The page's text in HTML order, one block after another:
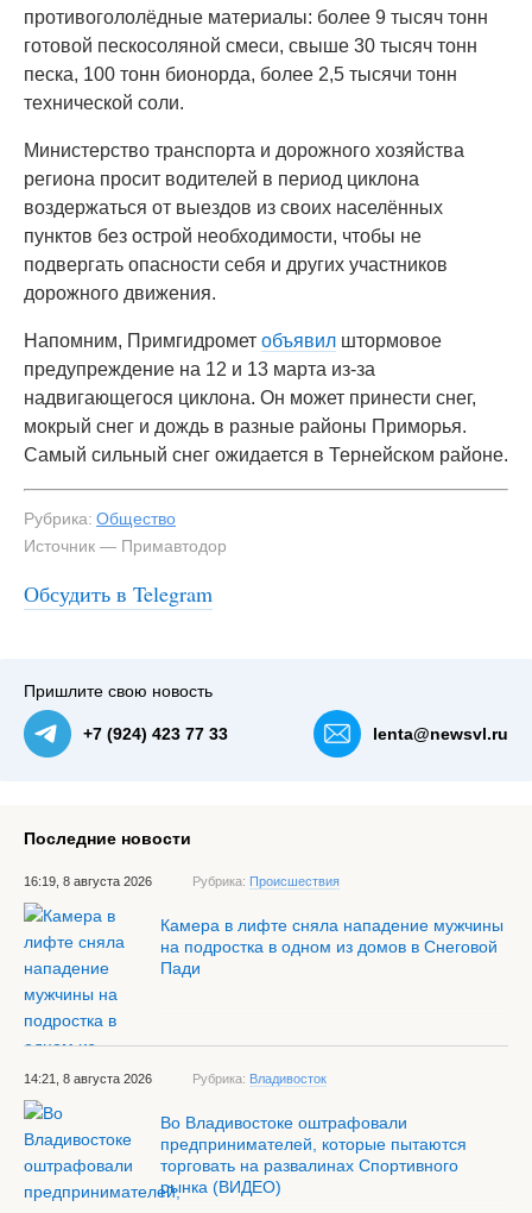
противогололёдные материалы: более 9 тысяч тонн
готовой пескосоляной смеси, свыше 30 тысяч тонн
песка, 100 тонн бионорда, более 2,5 тысячи тонн
технической соли.
Министерство транспорта и дорожного хозяйства
региона просит водителей в период циклона
воздержаться от выездов из своих населённых
пунктов без острой необходимости, чтобы не
подвергать опасности себя и других участников
дорожного движения.
Напомним, Примгидромет объявил штормовое
предупреждение на 12 и 13 марта из-за
надвигающегося циклона. Он может принести снег,
мокрый снег и дождь в разные районы Приморья.
Самый сильный снег ожидается в Тернейском районе.
Рубрика: Общество
Источник — Примавтодор
Обсудить в Telegram
Пришлите свою новость
+7 (924) 423 77 33 lenta@newsvl.ru
Последние новости
16:19, 8 августа 2026 Рубрика: Происшествия
Камера в лифте сняла нападение мужчины
на подростка в одном из домов в Снеговой
Пади
14:21, 8 августа 2026 Рубрика: Владивосток
Во Владивостоке оштрафовали
предпринимателей, которые пытаются
торговать на развалинах Спортивного
рынка (ВИДЕО)